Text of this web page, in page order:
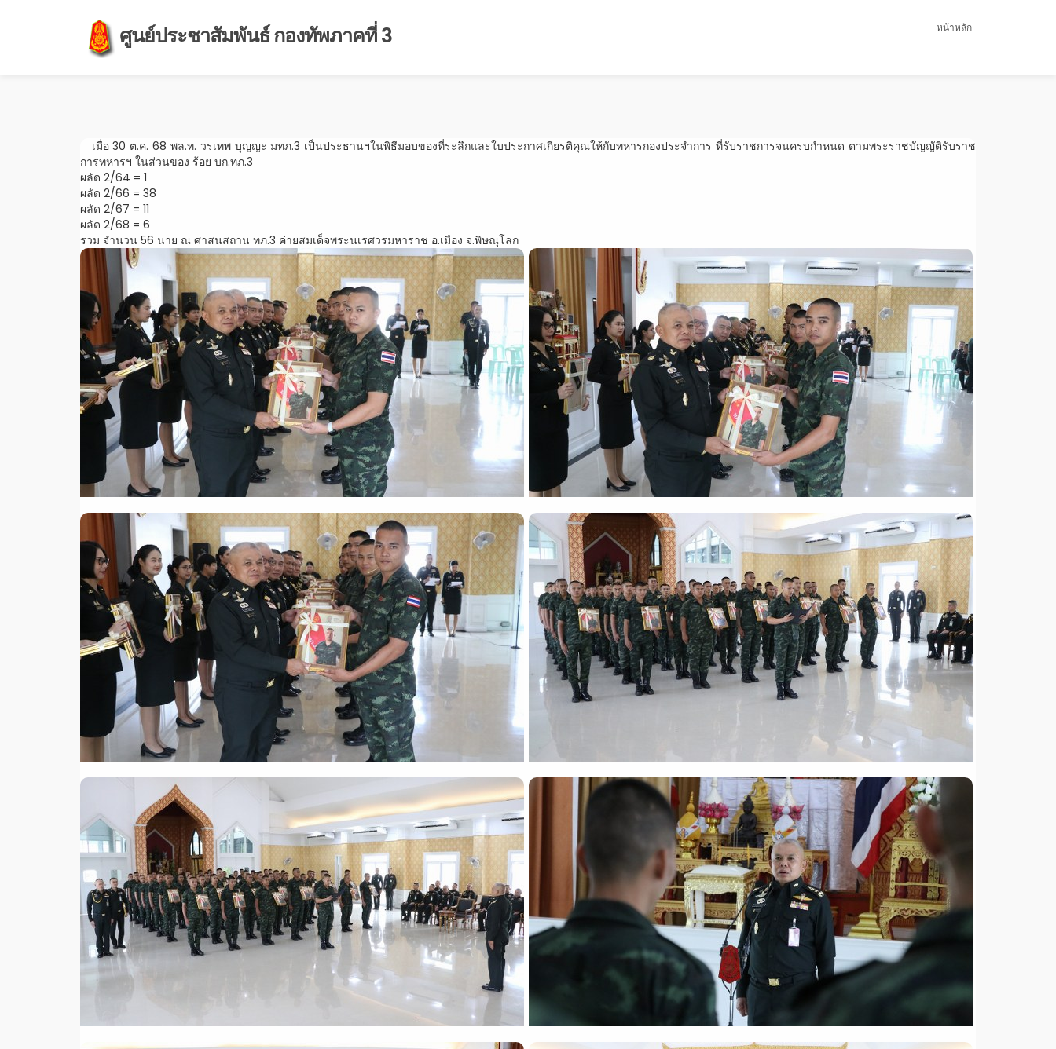
ศูนย์ประชาสัมพันธ์ กองทัพภาคที่ 3 หน้าหลัก
เมื่อ 30 ต.ค. 68 พล.ท. วรเทพ บุญญะ มทภ.3 เป็นประธานฯในพิธีมอบของที่ระลึกและใบประกาศเกียรติคุณให้กับทหารกองประจำการ ที่รับราชการจนครบกำหนด ตามพระราชบัญญัติรับราช
การทหารฯ ในส่วนของ ร้อย บก.ทภ.3
ผลัด 2/64 = 1
ผลัด 2/66 = 38
ผลัด 2/67 = 11
ผลัด 2/68 = 6
รวม จำนวน 56 นาย ณ ศาสนสถาน ทภ.3 ค่ายสมเด็จพระนเรศวรมหาราช อ.เมือง จ.พิษณุโลก